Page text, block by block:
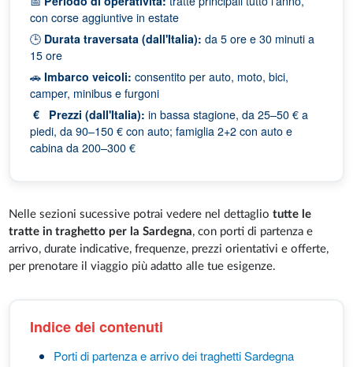
con corse aggiuntive in estate
🕒 Durata traversata (dall'Italia): da 5 ore e 30 minuti a
15 ore
🚗Imbarco veicoli: consentito per auto, moto, bici,
camper, minibus e furgoni
€
Prezzi (dall'Italia): in bassa stagione, da 25–50 € a
piedi, da 90–150 € con auto; famiglia 2+2 con auto e
cabina da 200–300 €
Nelle sezioni sucessive potrai vedere nel dettagliotutte le
tratte in traghetto per la Sardegna, con porti di partenza e
arrivo, durate indicative, frequenze, prezzi orientativi e offerte,
per prenotare il viaggio più adatto alle tue esigenze.
Indice dei contenuti
Porti di partenza e arrivo dei traghetti Sardegna